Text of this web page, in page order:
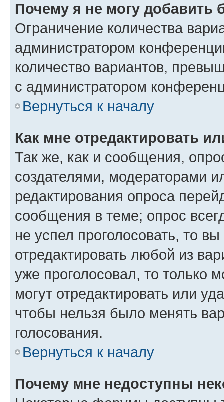
Почему я не могу добавить
Ограничение количества
администратором
количество вариантов,
с администратором
Вернуться к началу
Как мне отредактировать
Так же, как и сообщения,
создателями, модераторами
редактирования опроса
сообщения в теме; опрос
не успел проголосовать, то
отредактировать любой из
уже проголосовал, то только
могут отредактировать или
чтобы нельзя было менять
голосования.
Вернуться к началу
Почему мне недоступны